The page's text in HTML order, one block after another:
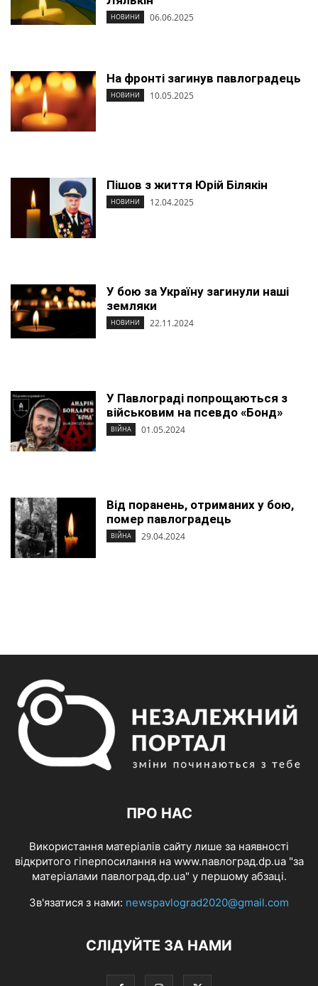
НОВИНИ 06.06.2025
На фронті загинув павлоградець
НОВИНИ 10.05.2025
Пішов з життя Юрій Білякін
НОВИНИ 12.04.2025
У бою за Україну загинули наші
земляки
НОВИНИ 22.11.2024
У Павлограді попрощаються з
військовим на псевдо «Бонд»
ВІЙНА 01.05.2024
Від поранень, отриманих у бою,
помер павлоградець
ВІЙНА 29.04.2024
ПРО НАС
Використання матеріалів сайту лише за наявності
відкритого гіперпосилання на www.павлоград.dp.ua "за
матеріалами павлоград.dp.ua" у першому абзаці.
Зв'язатися з нами: newspavlograd2020@gmail.com
СЛІДУЙТЕ ЗА НАМИ